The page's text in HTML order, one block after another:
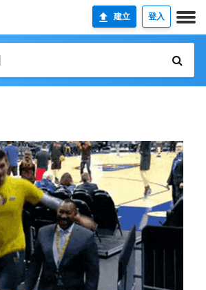
建立 登入